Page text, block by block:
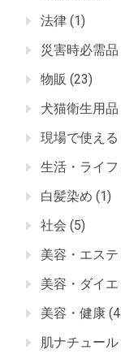
法律 (1)
災害時必需品
物販 (23)
犬猫衛生用品
現場で使え
生活・ライフ
白髪染め (1)
社会 (5)
美容・エステ
美容・ダイ
美容・健康
肌ナチュール